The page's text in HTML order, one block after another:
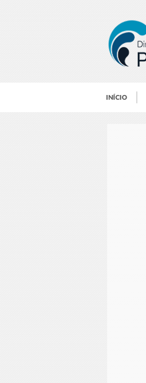
INÍCIO